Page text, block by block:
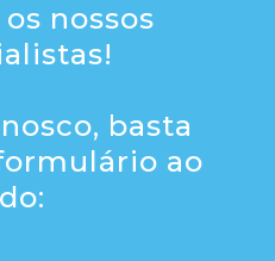
nossos
basta
ao